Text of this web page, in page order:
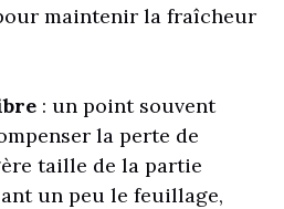
maintenir la fraîcheur
: un point souvent
la perte de
taille de la partie
un peu le feuillage,